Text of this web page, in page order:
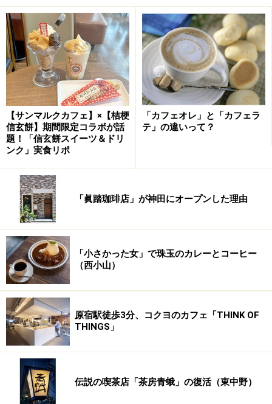
【サンマルクカフェ】×【桔梗
信玄餅】期間限定コラボが話
題！「信玄餅スイーツ＆ドリ
ンク」実食リポ
「カフェオレ」と「カフェラ
テ」の違いって？
「眞踏珈琲店」が神田にオープンした理由
「小さかった女」で珠玉のカレーとコーヒー
（西小山）
原宿駅徒歩3分、コクヨのカフェ「THINK OF
THINGS」
伝説の喫茶店「茶房青蛾」の復活（東中野）